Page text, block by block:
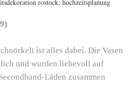
ist alles dabei. Die Vasen
und wurden liebevoll auf
Läden zusammen